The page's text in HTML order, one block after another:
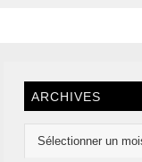
ARCHIVES